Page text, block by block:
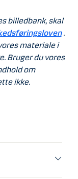
billedbank, skal
.
materiale i
Bruger du vores
om
ikke.